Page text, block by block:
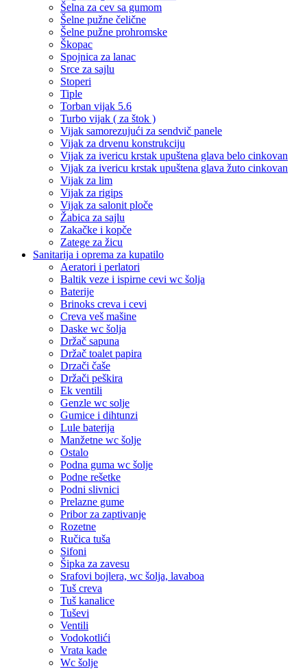
Šelna za cev sa gumom
Šelne pužne čelične
Šelne pužne prohromske
Škopac
Spojnica za lanac
Srce za sajlu
Stoperi
Tiple
Torban vijak 5.6
Turbo vijak ( za štok )
Vijak samorezujući za sendvič panele
Vijak za drvenu konstrukciju
Vijak za ivericu krstak upuštena glava belo cinkovan
Vijak za ivericu krstak upuštena glava žuto cinkovan
Vijak za lim
Vijak za rigips
Vijak za salonit ploče
Žabica za sajlu
Zakačke i kopče
Zatege za žicu
Sanitarija i oprema za kupatilo
Aeratori i perlatori
Baltik veze i ispirne cevi wc šolja
Baterije
Brinoks creva i cevi
Creva veš mašine
Daske wc šolja
Držač sapuna
Držač toalet papira
Drzači čaše
Držači peškira
Ek ventili
Genzle wc solje
Gumice i dihtunzi
Lule baterija
Manžetne wc šolje
Ostalo
Podna guma wc šolje
Podne rešetke
Podni slivnici
Prelazne gume
Pribor za zaptivanje
Rozetne
Ručica tuša
Sifoni
Šipka za zavesu
Srafovi bojlera, wc šolja, lavaboa
Tuš creva
Tuš kanalice
Tuševi
Ventili
Vodokotlići
Vrata kade
Wc šolje